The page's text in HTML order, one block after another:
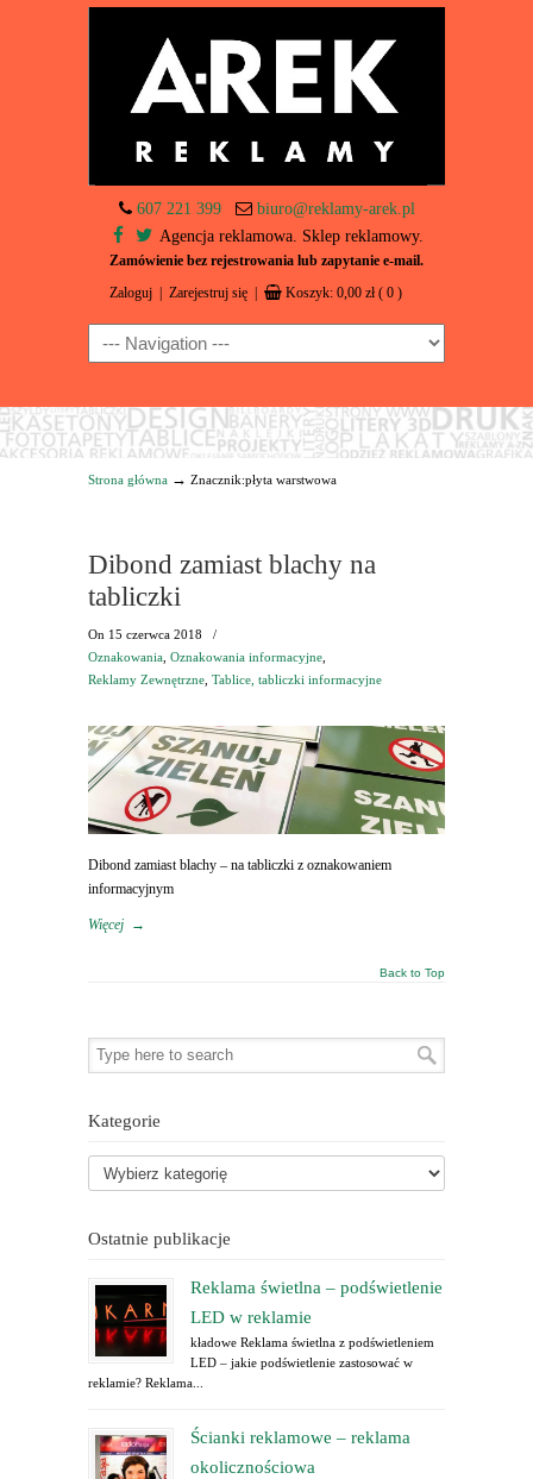
607 221 399
biuro@reklamy-arek.pl
Agencja reklamowa. Sklep reklamowy.
Zamówienie bez rejestrowania lub zapytanie e-mail.
Zaloguj Zarejestruj się Koszyk: 0,00 zł ( 0 )
Navigation
Strona główna → Znacznik:płyta warstwowa
Dibond zamiast blachy na
tabliczki
On 15 czerwca 2018
/
Oznakowania Oznakowania informacyjne
Reklamy Zewnętrzne Tablice, tabliczki informacyjne
Dibond zamiast blachy – na tabliczki z oznakowaniem
informacyjnym
Więcej →
Back to Top
Kategorie
Ostatnie publikacje
Reklama świetlna – podświetlenie
LED w reklamie
kładowe Reklama świetlna z podświetleniem
LED – jakie podświetlenie zastosować w
reklamie? Reklama...
Ścianki reklamowe – reklama
okolicznościowa